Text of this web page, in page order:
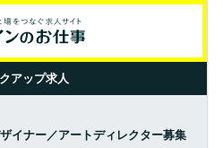
アップ求人
イナー／アートディレクター募集